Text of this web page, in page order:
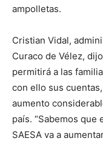
ampolletas.
Cristian Vidal,
Curaco de Vélez,
permitirá a las
con ello sus
aumento
país. “Sabemos
SAESA va a